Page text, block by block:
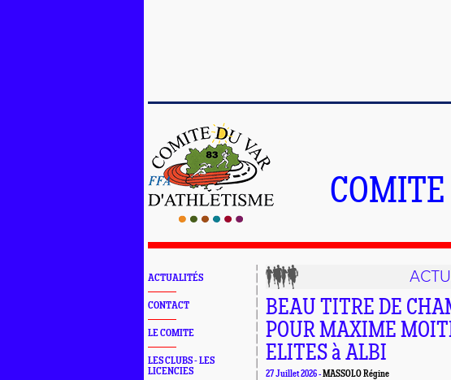
ACTUALITÉS
CONTACT
LE COMITE
LES CLUBS - LES
LICENCIES
BEAU TITRE DE
POUR MAXIME
ELITES à ALBI
27 Juillet 2026 -MASSOLO Régine